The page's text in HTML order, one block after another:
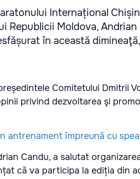
Internațional
Republicii Moldova,
în această
Comitetului Dmitrii
privind dezvoltarea şi
Candu, a salutat
că va participa la ediția din